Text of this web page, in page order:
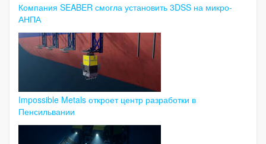
Компания SEABER смогла установить 3DSS на микро-
АНПА
Impossible Metals откроет центр разработки в
Пенсильвании